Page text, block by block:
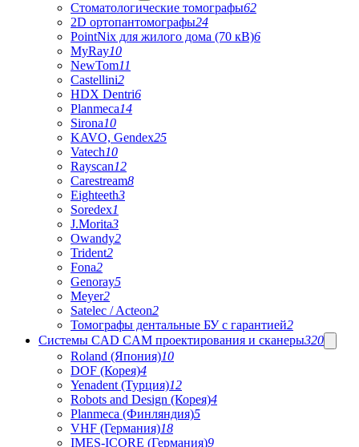
Стоматологические томографы62
2D ортопантомографы24
PointNix для жилого дома (70 кВ)6
MyRay10
NewTom11
Castellini2
HDX Dentri6
Planmeca14
Sirona10
KAVO, Gendex25
Vatech10
Rayscan12
Carestream8
Eighteeth3
Soredex1
J.Morita3
Owandy2
Trident2
Fona2
Genoray5
Meyer2
Satelec / Acteon2
Томографы дентальные БУ с гарантией2
Системы CAD CAM проектирования и сканеры320
Roland (Япония)10
DOF (Корея)4
Yenadent (Турция)12
Robots and Design (Корея)4
Planmeca (Финляндия)5
VHF (Германия)18
IMES-ICORE (Германия)9